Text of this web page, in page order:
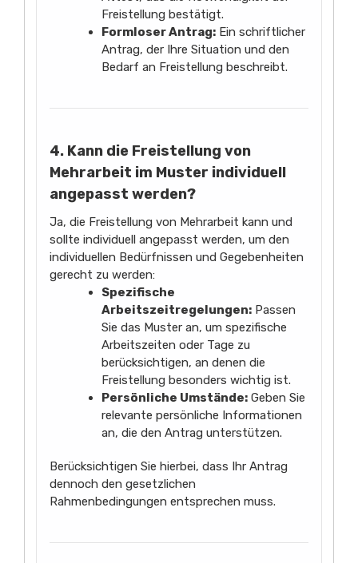
Freistellung bestätigt.
Formloser Antrag: Ein schriftlicher
Antrag, der Ihre Situation und den
Bedarf an Freistellung beschreibt.
4. Kann die Freistellung von
Mehrarbeit im Muster individuell
angepasst werden?
Ja, die Freistellung von Mehrarbeit kann und
sollte individuell angepasst werden, um den
individuellen Bedürfnissen und Gegebenheiten
gerecht zu werden:
Spezifische
Arbeitszeitregelungen: Passen
Sie das Muster an, um spezifische
Arbeitszeiten oder Tage zu
berücksichtigen, an denen die
Freistellung besonders wichtig ist.
Persönliche Umstände: Geben Sie
relevante persönliche Informationen
an, die den Antrag unterstützen.
Berücksichtigen Sie hierbei, dass Ihr Antrag
dennoch den gesetzlichen
Rahmenbedingungen entsprechen muss.